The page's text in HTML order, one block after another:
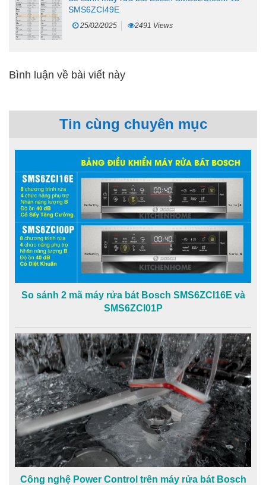
SMS6ZCI49E
25/02/2025 2491 Views
Bình luận về bài viết này
Tin cùng chuyên mục
So sánh 2 mã máy rửa bát Bosch SMS6ZCI16E và
SMS6ZCI01P
Công nghệ Power Control trên máy rửa bát Bosch